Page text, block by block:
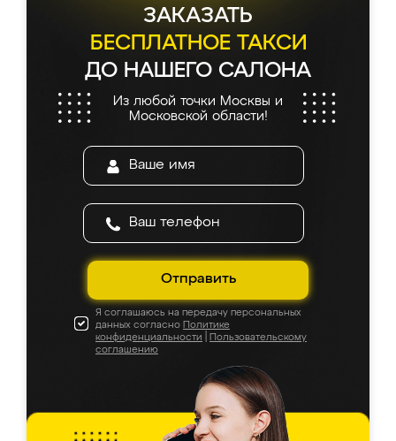
ЗАКАЗАТЬ
БЕСПЛАТНОЕ ТАКСИ
ДО НАШЕГО САЛОНА
Из любой точки Москвы и
Московской области!
Отправить
Я соглашаюсь на передачу персональных
данных согласно Политике
конфиденциальности
Пользовательскому
соглашению